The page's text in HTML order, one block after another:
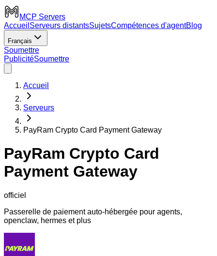
MCP Servers
Accueil Serveurs distantsSujetsCompétences d'agentBlog
Français
Soumettre
PublicitéSoumettre
Accueil
Serveurs
PayRam Crypto Card Payment Gateway
PayRam Crypto Card
Payment Gateway
officiel
Passerelle de paiement auto-hébergée pour agents,
openclaw, hermes et plus